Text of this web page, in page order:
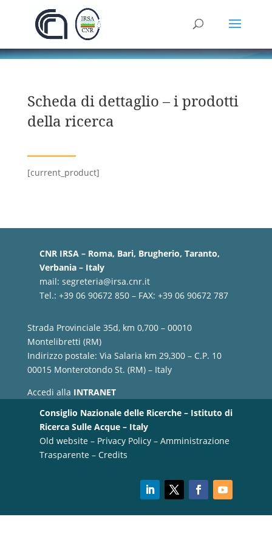
Scheda di dettaglio – i prodotti
della ricerca
[current_product]
CNR IRSA – Roma, Bari, Brugherio, Taranto,
Verbania – Italy
mail: segreteria@irsa.cnr.it
Tel.: +39 06 90672 850 – FAX: +39 06 90672 787
Strada Provinciale 35d, km 0,700 – 00010
Montelibretti (RM)
Indirizzo postale: Via Salaria km 29,300 – C.P. 10
00015 Monterotondo St. (RM) – Italy
Accedi alla INTRANET
Consiglio Nazionale delle Ricerche – Istituto di
Ricerca Sulle Acque – Italy
Old website– Privacy Policy– Amministrazione
Trasparente– Credits